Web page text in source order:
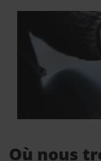
Où nous